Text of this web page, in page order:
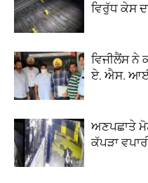
ਵਿਰੁੱਧ ਕੇਸ
ਵਿਜੀਲੈਂਸ ਨੇ
ਏ. ਐਸ.
ਅਣਪਛਾਤੇ
ਕੱਪੜਾ